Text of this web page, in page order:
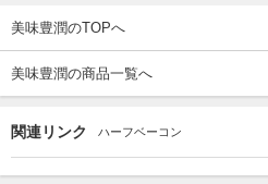
美味豊潤のTOPへ
美味豊潤の商品一覧へ
関連リンク ハーフベーコン